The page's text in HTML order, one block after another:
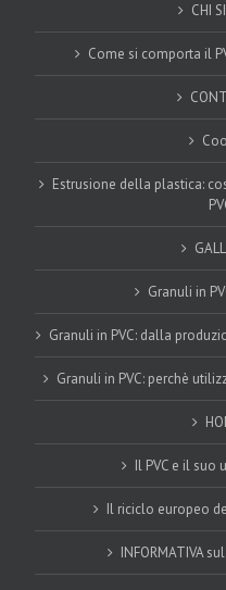
CHI
Come si comporta il
Estrusione della plastica:
Granuli in
Granuli in PVC: dalla
Granuli in PVC: perchè
Il PVC e il suo
Il riciclo europeo
INFORMATIVA